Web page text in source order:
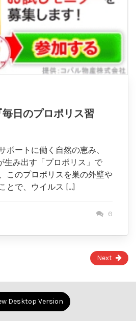
日のプロポリス習
ートに働く自然の恵み、
生み出す「プロポリス」で
のプロポリスを巣の外壁や
とで、ウイルス […]
0
Next
Desktop Version